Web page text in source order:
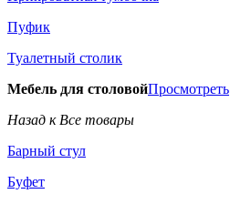
Пуфик
Туалетный столик
Мебель для столовойПросмотреть
Назад к Все товары
Барный стул
Буфет